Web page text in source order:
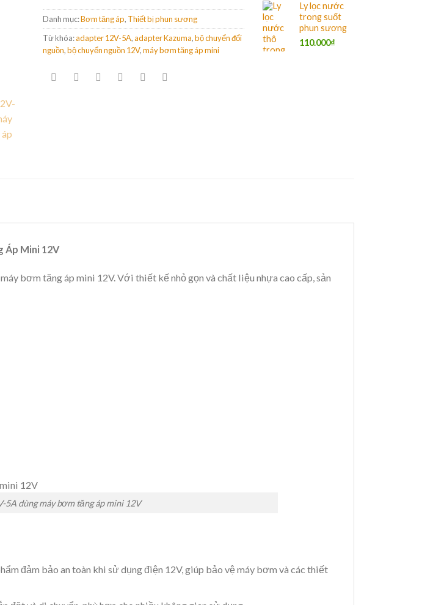
Danh mục:Bơm tăng áp, Thiết bị phun sương
Từ khóa:adapter 12V-5A,adapter Kazuma,bộ chuyển đổi
nguồn,bộ chuyển nguồn 12V,máy bơm tăng áp mini
Ly lọc nước
trong suốt
phun sương
110.000₫
Áp Mini 12V
bơm tăng áp mini 12V. Với thiết kế nhỏ gọn và chất liệu nhựa cao cấp, sản
5A dùng máy bơm tăng áp mini 12V
đảm bảo an toàn khi sử dụng điện 12V, giúp bảo vệ máy bơm và các thiết